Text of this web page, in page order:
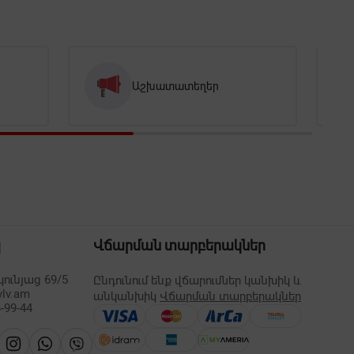
Աշխատատեղեր
69/5
99-44
Վճարման տարբերակներ
Ընդունում ենք վճարումներ կանխիկ և
անկանխիկ Վճարման տարբերակներ